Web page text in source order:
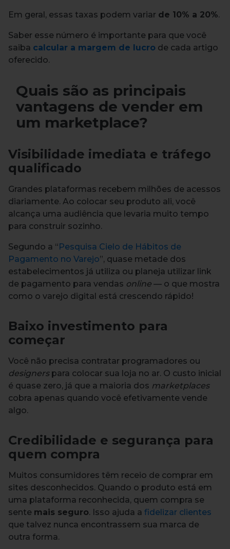
Em geral, essas taxas podem variar de 10% a 20%.
Saber esse número é importante para que você
saiba calcular a margem de lucro de cada artigo
oferecido.
Quais são as principais
vantagens de vender em
um marketplace?
Visibilidade imediata e tráfego
qualificado
Grandes plataformas recebem milhões de acessos
diariamente. Ao colocar seu produto ali, você
alcança uma audiência que levaria muito tempo
para construir sozinho.
Segundo a “ Pesquisa Cielo de Hábitos de
Pagamento no Varejo”, quase metade dos
estabelecimentos já utiliza ou planeja utilizar link
de pagamento para vendas online — o que mostra
como o varejo digital está crescendo rápido!
Baixo investimento para
começar
Você não precisa contratar programadores ou
designerspara colocar sua loja no ar. O custo inicial
é quase zero, já que a maioria dos marketplaces
cobra apenas quando você efetivamente vende
algo.
Credibilidade e segurança para
quem compra
Muitos consumidores têm receio de comprar em
sites desconhecidos. Quando o produto está em
uma plataforma reconhecida, quem compra se
sente mais seguro. Isso ajuda a fidelizar clientes
que talvez nunca encontrassem sua marca de
outra forma.